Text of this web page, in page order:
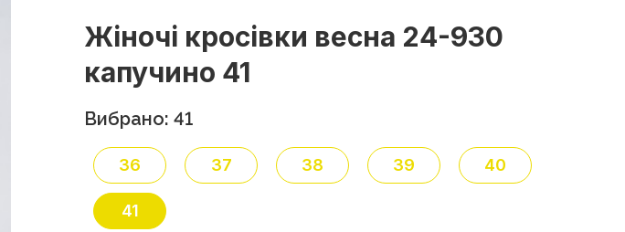
Жіночі кросівки весна 24-930
капучино 41
Вибрано: 41
36 37 38 39 40
41